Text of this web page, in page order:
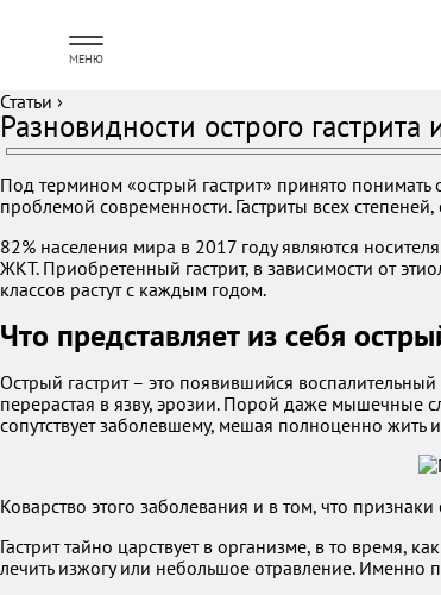
МЕНЮ
Статьи ›
Разновидности острого
Под термином «острый гастрит» принято
проблемой современности. Гастриты всех
82% населения мира в 2017 году являются
ЖКТ. Приобретенный гастрит, в зависимости от
классов растут с каждым годом.
Что представляет из себя
Острый гастрит – это появившийся
перерастая в язву, эрозии. Порой даже мышечные
сопутствует заболевшему, мешая полноценно жить
Коварство этого заболевания и в том, что
Гастрит тайно царствует в организме, в то время,
лечить изжогу или небольшое отравление. Именно